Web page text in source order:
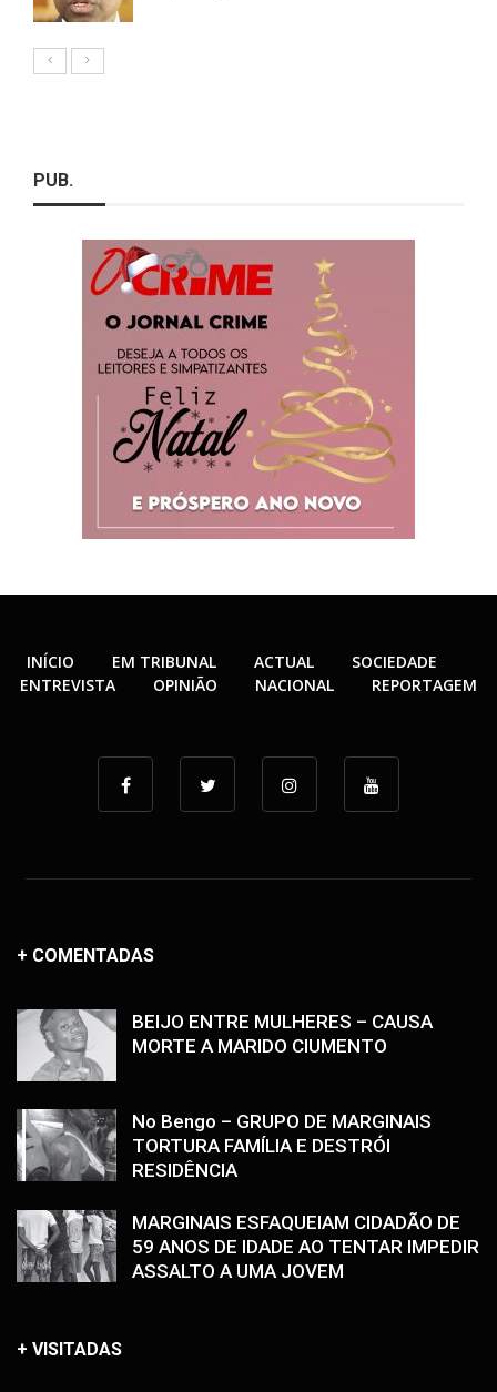
PUB.
INÍCIO EM TRIBUNAL ACTUAL
SOCIEDADE
ENTREVISTA
OPINIÃO NACIONAL REPORTAGEM
+ COMENTADAS
BEIJO ENTRE MULHERES – CAUSA
MORTE A MARIDO CIUMENTO
No Bengo – GRUPO DE MARGINAIS
TORTURA FAMÍLIA E DESTRÓI
RESIDÊNCIA
MARGINAIS ESFAQUEIAM CIDADÃO DE
59 ANOS DE IDADE AO TENTAR IMPEDIR
ASSALTO A UMA JOVEM
+ VISITADAS